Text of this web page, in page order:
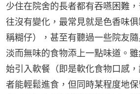
少住在院舍的長者都有吞嚥困難
往沒有變化，最常見就是色香味
稱糊仔），甚至有聽過一些院友
淡而無味的食物添上一點味道。
始引入軟餐（即是軟化食物口感
者能輕鬆進食，但同時某程度地保